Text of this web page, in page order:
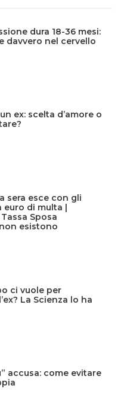
dura 18-36 mesi:
davvero nel cervello
ex: scelta d’amore o
sera esce con gli
euro di multa |
Sposa
esistono
ci vuole per
La Scienza lo ha
accusa: come evitare